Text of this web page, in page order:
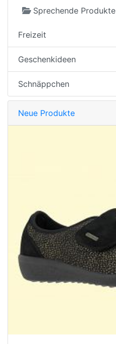
Sprechende Produkte
Freizeit
Geschenkideen
Schnäppchen
Neue Produkte